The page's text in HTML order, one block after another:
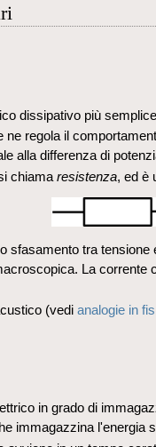
dissipativo più
ne regola il
alla differenza di
chiama resistenza, ed è
sfasamento tra
La corrente
(vedi analogie in
in grado di
immagazzina l'energia